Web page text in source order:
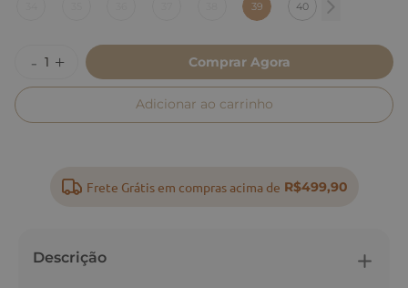
39 40
Comprar Agora
Adicionar ao carrinho
Frete Grátis em compras acima de R$499,90
Descrição